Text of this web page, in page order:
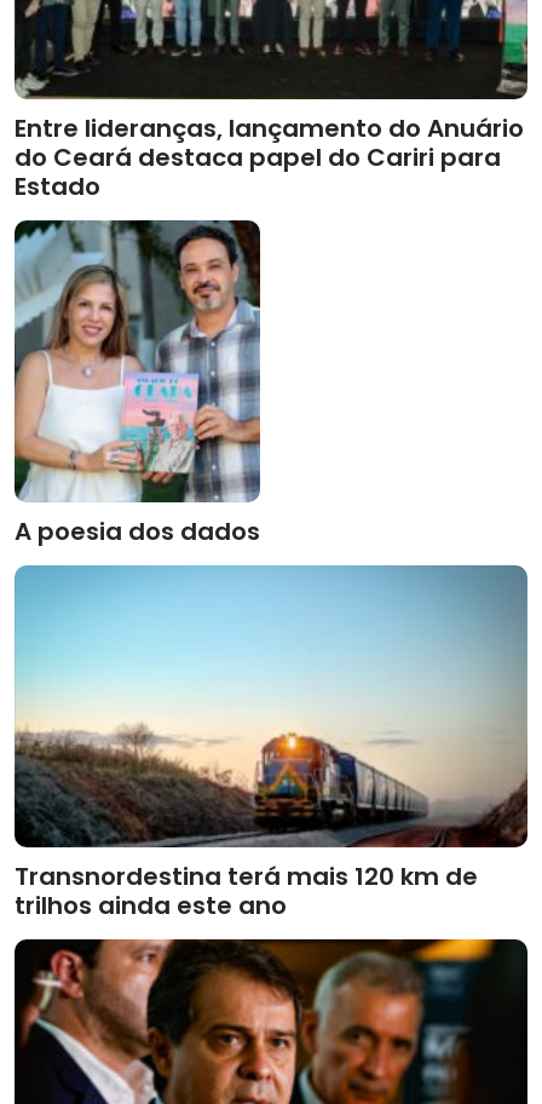
Entre lideranças, lançamento do Anuário
do Ceará destaca papel do Cariri para
Estado
A poesia dos dados
Transnordestina terá mais 120 km de
trilhos ainda este ano